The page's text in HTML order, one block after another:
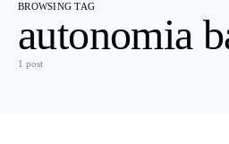
BROWSING TAG
autonomia
1 post